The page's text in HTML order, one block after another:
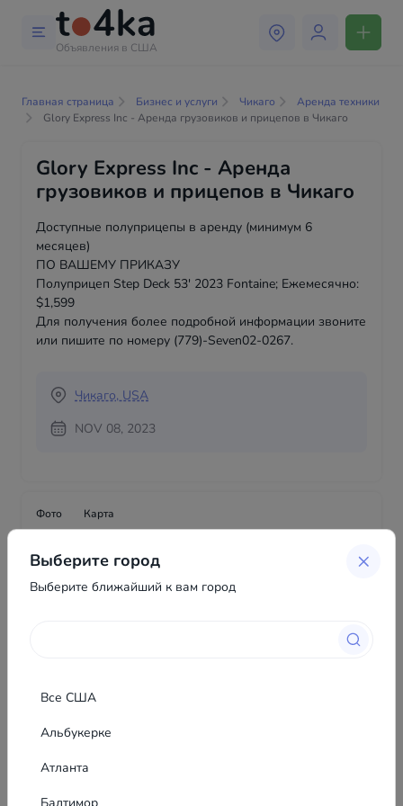
Объявления в США
Главная страница Бизнес и услуги Чикаго
Аренда техники
Glory Express Inc - Аренда грузовиков и прицепов в Чикаго
Фото Карта
Glory Express Inc - Аренда
грузовиков и прицепов в Чикаго
Доступные полуприцепы в аренду (минимум 6
месяцев)
ПО ВАШЕМУ ПРИКАЗУ
Полуприцеп Step Deck 53' 2023 Fontaine; Ежемесячно:
$1,599
Для получения более подробной информации звоните
или пишите по номеру (779)-Seven02-0267.
Чикаго, USA
NOV 08, 2023
Выберите город
Выберите ближайший к вам город
Все США
Альбукерке
Атланта